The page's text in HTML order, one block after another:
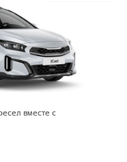
вместе с